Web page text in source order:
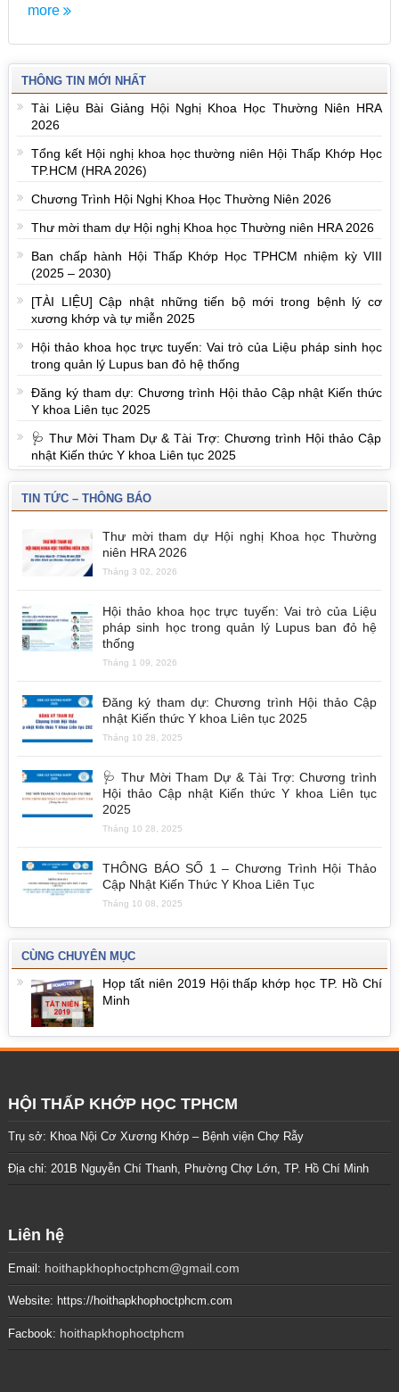
more
THÔNG TIN MỚI NHẤT
Tài Liệu Bài Giảng Hội Nghị Khoa Học Thường Niên HRA
2026
Tổng kết Hội nghị khoa học thường niên Hội Thấp Khớp Học
TP.HCM (HRA 2026)
Chương Trình Hội Nghị Khoa Học Thường Niên 2026
Thư mời tham dự Hội nghị Khoa học Thường niên HRA 2026
Ban chấp hành Hội Thấp Khớp Học TPHCM nhiệm kỳ VIII
(2025 – 2030)
[TÀI LIỆU] Cập nhật những tiến bộ mới trong bệnh lý cơ
xương khớp và tự miễn 2025
Hội thảo khoa học trực tuyến: Vai trò của Liệu pháp sinh học
trong quản lý Lupus ban đỏ hệ thống
Đăng ký tham dự: Chương trình Hội thảo Cập nhật Kiến thức
Y khoa Liên tục 2025
🩺 Thư Mời Tham Dự & Tài Trợ: Chương trình Hội thảo Cập
nhật Kiến thức Y khoa Liên tục 2025
TIN TỨC – THÔNG BÁO
Thư mời tham dự Hội nghị Khoa học Thường
niên HRA 2026
Tháng 3 02, 2026
Hội thảo khoa học trực tuyến: Vai trò của Liệu
pháp sinh học trong quản lý Lupus ban đỏ hệ
thống
Tháng 1 09, 2026
Đăng ký tham dự: Chương trình Hội thảo Cập
nhật Kiến thức Y khoa Liên tục 2025
Tháng 10 28, 2025
🩺 Thư Mời Tham Dự & Tài Trợ: Chương trình
Hội thảo Cập nhật Kiến thức Y khoa Liên tục
2025
Tháng 10 28, 2025
THÔNG BÁO SỐ 1 – Chương Trình Hội Thảo
Cập Nhật Kiến Thức Y Khoa Liên Tục
Tháng 10 08, 2025
CÙNG CHUYÊN MỤC
Họp tất niên 2019 Hội thấp khớp học TP. Hồ Chí
Minh
HỘI THẤP KHỚP HỌC TPHCM
Trụ sở: Khoa Nội Cơ Xương Khớp – Bệnh viện Chợ Rẫy
Địa chỉ: 201B Nguyễn Chí Thanh, Phường Chợ Lớn, TP. Hồ Chí Minh
Liên hệ
Email: hoithapkhophoctphcm@gmail.com
Website: https://hoithapkhophoctphcm.com
Facbook: hoithapkhophoctphcm